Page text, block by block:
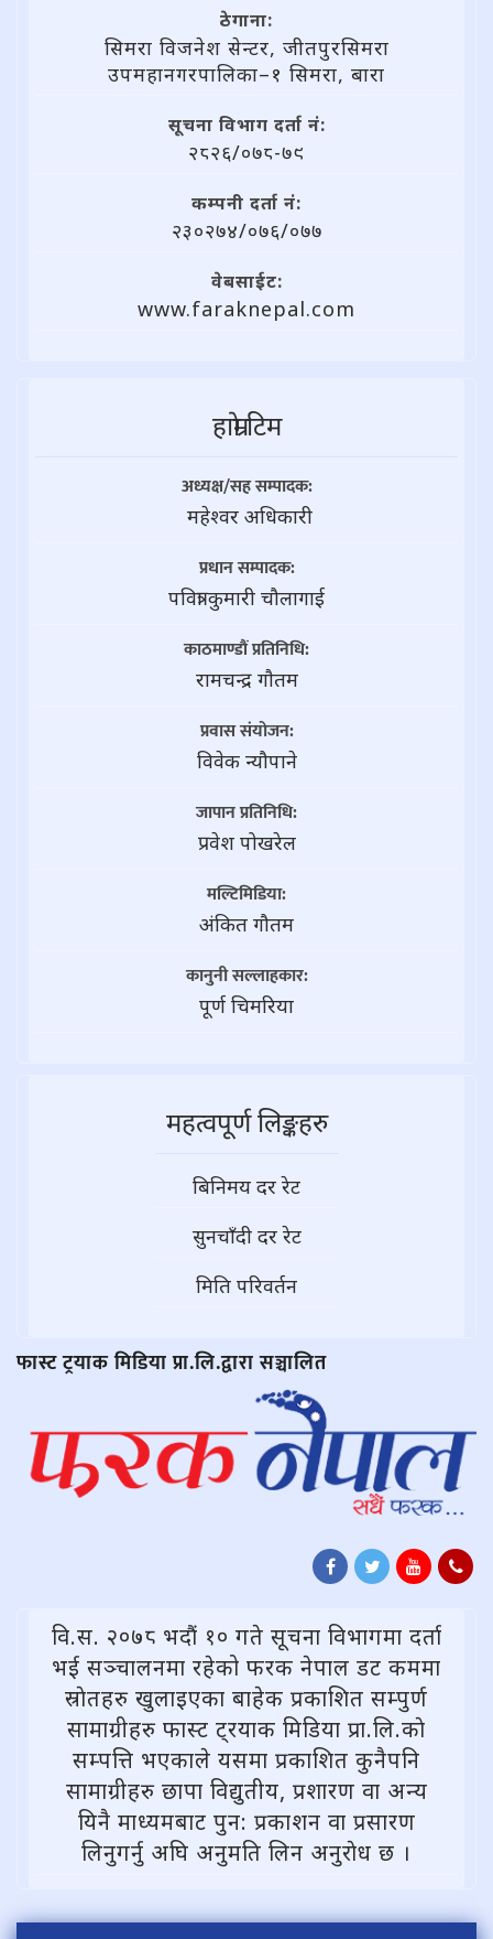
ठेगाना:
सिमरा विजनेश सेन्टर, जीतपुरसिमरा
उपमहानगरपालिका–१ सिमरा, बारा
सूचना विभाग दर्ता नं:
२८२६/०७८-७९
कम्पनी दर्ता नं:
२३०२७४/०७६/०७७
वेबसाईट:
www.faraknepal.com
हाम्राे टिम
अध्यक्ष/सह सम्पादक:
महेश्वर अधिकारी
प्रधान सम्पादक:
पवित्रा कुमारी चौलागाई
काठमाण्डौं प्रतिनिधि:
रामचन्द्र गाैतम
प्रवास संयोजन:
विवेक न्यौपाने
जापान प्रतिनिधि:
प्रवेश पोखरेल
मल्टिमिडिया:
अंकित गौतम
कानुनी सल्लाहकार:
पूर्ण चिमरिया
महत्वपूर्ण लिङ्कहरु
बिनिमय दर रेट
सुनचाँदी दर रेट
मिति परिवर्तन
फास्ट ट्रयाक मिडिया प्रा.लि.द्वारा सञ्चालित
वि.स. २०७८ भदौं १० गते सूचना विभागमा दर्ता
भई सञ्चालनमा रहेको फरक नेपाल डट कममा
स्राेतहरु खुलाइएका बाहेक प्रकाशित सम्पुर्ण
सामाग्रीहरु फास्ट ट्रयाक मिडिया प्रा.लि.काे
सम्पत्ति भएकाले यसमा प्रकाशित कुनैपनि
सामाग्रीहरु छापा विद्युतीय, प्रशारण वा अन्य
यिनै माध्यमबाट पुन: प्रकाशन वा प्रसारण
लिनुगर्नु अघि अनुमति लिन अनुराेध छ ।